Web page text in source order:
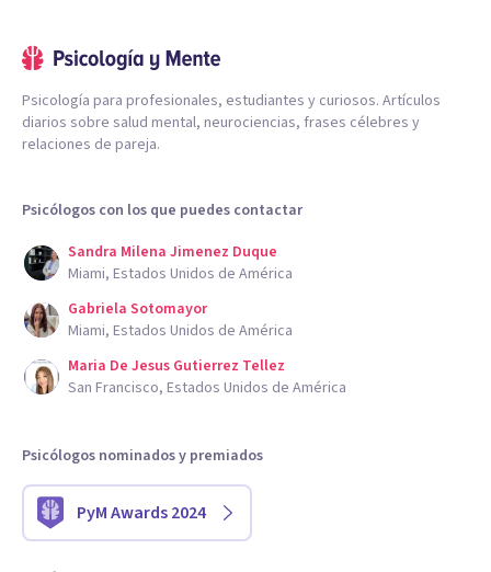
Psicología para profesionales, estudiantes y curiosos. Artículos
diarios sobre salud mental, neurociencias, frases célebres y
relaciones de pareja.
Psicólogos con los que puedes contactar
Sandra Milena Jimenez Duque
Miami, Estados Unidos de América
Gabriela Sotomayor
Miami, Estados Unidos de América
Maria De Jesus Gutierrez Tellez
San Francisco, Estados Unidos de América
Psicólogos nominados y premiados
PyM Awards 2024